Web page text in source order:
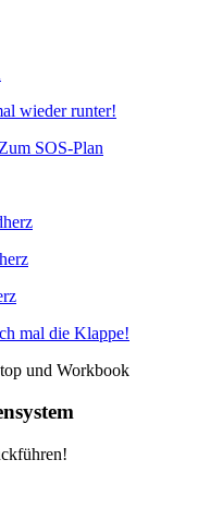
wieder runter!
Zum SOS-Plan
mal die Klappe!⁠⁠